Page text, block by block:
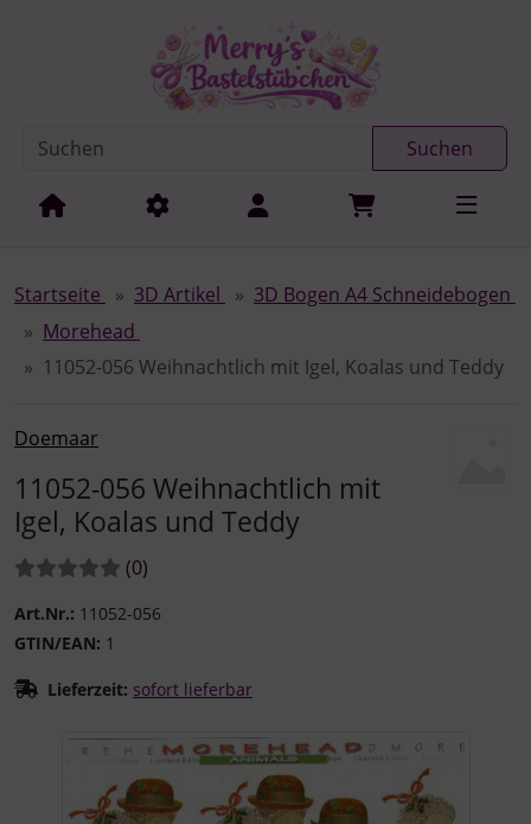
Springe zur Navigation
Suchen
Startseite 3D Artikel
3D Bogen A4 Schneidebogen
Morehead
11052-056 Weihnachtlich mit Igel, Koalas und Teddy
Doemaar
11052-056 Weihnachtlich mit
Igel, Koalas und Teddy
Bewertungen:
(0Bewertungen
)
Art.Nr.: 11052-056
GTIN/EAN: 1
Lieferzeit: sofort lieferbar
Wenn mehr als ein Produktbild existiert, können Sie die